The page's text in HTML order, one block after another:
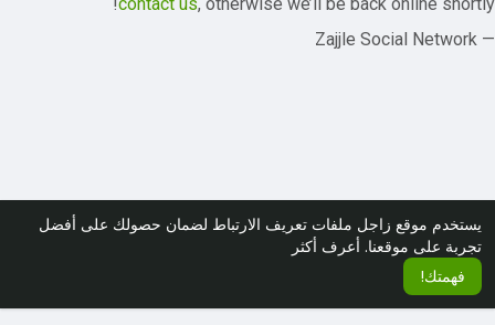
يستخدم موقع زاجل ملفات تعريف الارتباط لضمان حصولك على أفضل
تجربة على موقعنا. أعرف أكثر
فهمتك!
— Zajjle Social Network